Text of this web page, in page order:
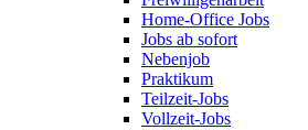
Home-Office Jobs
Jobs ab sofort
Nebenjob
Praktikum
Teilzeit-Jobs
Vollzeit-Jobs